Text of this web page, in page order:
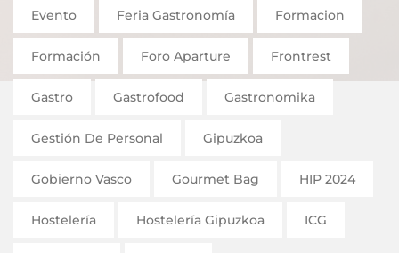
Evento Feria Gastronomía Formacion
Formación Foro Aparture Frontrest
Gastro Gastrofood Gastronomika
Gestión De Personal Gipuzkoa
Gobierno Vasco Gourmet Bag HIP 2024
Hostelería Hostelería Gipuzkoa ICG